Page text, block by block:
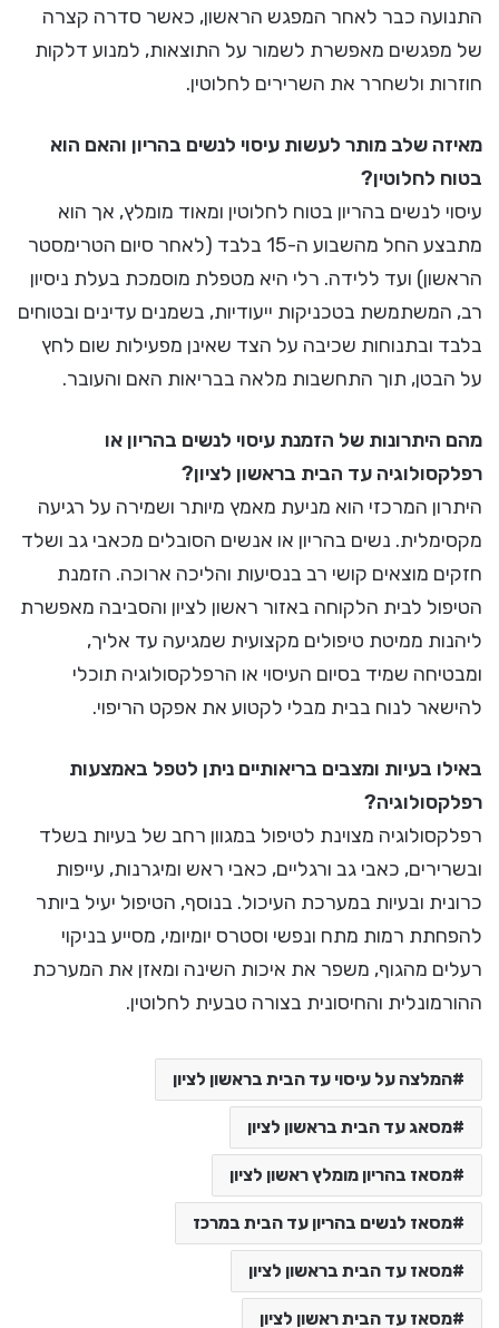
התנועה כבר לאחר המפגש הראשון, כאשר סדרה קצרה
של מפגשים מאפשרת לשמור על התוצאות, למנוע דלקות
חוזרות ולשחרר את השרירים לחלוטין.
מאיזה שלב מותר לעשות עיסוי לנשים בהריון והאם הוא
בטוח לחלוטין?
עיסוי לנשים בהריון בטוח לחלוטין ומאוד מומלץ, אך הוא
מתבצע החל מהשבוע ה-15 בלבד (לאחר סיום הטרימסטר
הראשון) ועד ללידה. רלי היא מטפלת מוסמכת בעלת ניסיון
רב, המשתמשת בטכניקות ייעודיות, בשמנים עדינים ובטוחים
בלבד ובתנוחות שכיבה על הצד שאינן מפעילות שום לחץ
על הבטן, תוך התחשבות מלאה בבריאות האם והעובר.
מהם היתרונות של הזמנת עיסוי לנשים בהריון או
רפלקסולוגיה עד הבית בראשון לציון?
היתרון המרכזי הוא מניעת מאמץ מיותר ושמירה על רגיעה
מקסימלית. נשים בהריון או אנשים הסובלים מכאבי גב ושלד
חזקים מוצאים קושי רב בנסיעות והליכה ארוכה. הזמנת
הטיפול לבית הלקוחה באזור ראשון לציון והסביבה מאפשרת
ליהנות ממיטת טיפולים מקצועית שמגיעה עד אליך,
ומבטיחה שמיד בסיום העיסוי או הרפלקסולוגיה תוכלי
להישאר לנוח בבית מבלי לקטוע את אפקט הריפוי.
באילו בעיות ומצבים בריאותיים ניתן לטפל באמצעות
רפלקסולוגיה?
רפלקסולוגיה מצוינת לטיפול במגוון רחב של בעיות בשלד
ובשרירים, כאבי גב ורגליים, כאבי ראש ומיגרנות, עייפות
כרונית ובעיות במערכת העיכול. בנוסף, הטיפול יעיל ביותר
להפחתת רמות מתח ונפשי וסטרס יומיומי, מסייע בניקוי
רעלים מהגוף, משפר את איכות השינה ומאזן את המערכת
ההורמונלית והחיסונית בצורה טבעית לחלוטין.
המלצה על עיסוי עד הבית בראשון לציון
מסאג עד הבית בראשון לציון
מסאז בהריון מומלץ ראשון לציון
מסאז לנשים בהריון עד הבית במרכז
מסאז עד הבית בראשון לציון
מסאז עד הבית ראשון לציון